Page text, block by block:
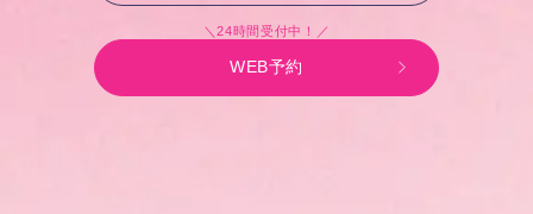
＼24時間受付中！／
WEB予約